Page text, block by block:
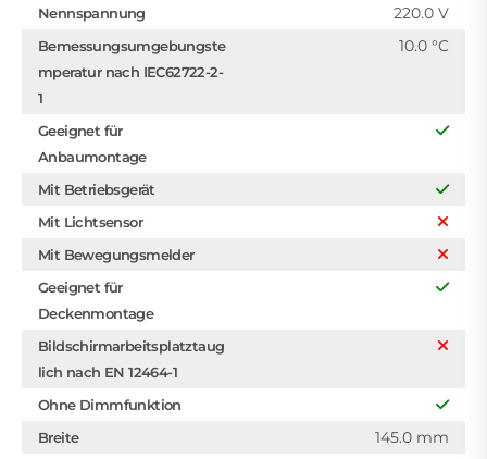
Nennspannung 220.0 V
Bemessungsumgebungste
mperatur nach IEC62722-2-
1
10.0 °C
Geeignet für
Anbaumontage
Mit Betriebsgerät
Mit Lichtsensor
Mit Bewegungsmelder
Geeignet für
Deckenmontage
Bildschirmarbeitsplatztaug
lich nach EN 12464-1
Ohne Dimmfunktion
Breite
145.0 mm